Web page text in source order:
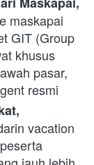
maskapai
GIT (Group
khusus
pasar,
resmi
vacation